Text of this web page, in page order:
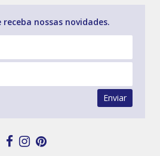
receba nossas novidades.
Enviar